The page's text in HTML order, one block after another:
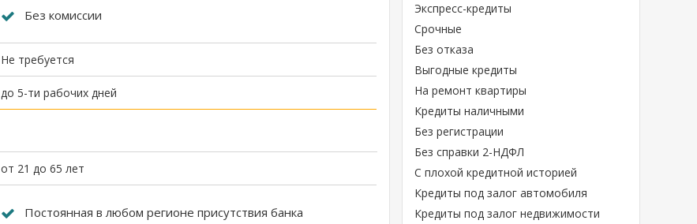
Без комиссии
Не требуется
до 5-ти рабочих дней
от 21 до 65 лет
Постоянная в любом регионе присутствия банка
Экспресс-кредиты
Срочные
Без отказа
Выгодные кредиты
На ремонт квартиры
Кредиты наличными
Без регистрации
Без справки 2-НДФЛ
С плохой кредитной историей
Кредиты под залог автомобиля
Кредиты под залог недвижимости